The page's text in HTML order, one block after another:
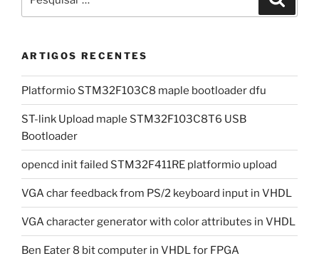
por:
ARTIGOS RECENTES
Platformio STM32F103C8 maple bootloader dfu
ST-link Upload maple STM32F103C8T6 USB
Bootloader
opencd init failed STM32F411RE platformio upload
VGA char feedback from PS/2 keyboard input in VHDL
VGA character generator with color attributes in VHDL
Ben Eater 8 bit computer in VHDL for FPGA